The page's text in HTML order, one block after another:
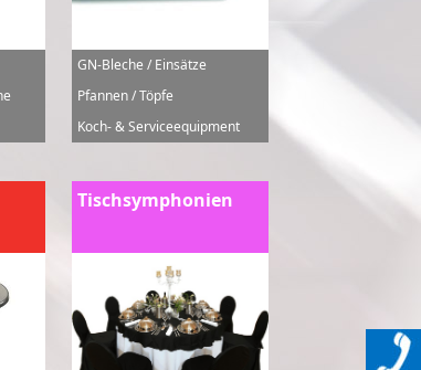
GN-Bleche / Einsätze
Pfannen / Töpfe
Koch- & Serviceequipment
Tischsymphonien